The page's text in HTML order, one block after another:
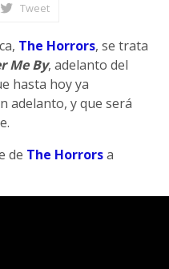
Tweet
The Horrors, se trata
Me By, adelanto del
hasta hoy ya
adelanto, y que será
de The Horrorsa